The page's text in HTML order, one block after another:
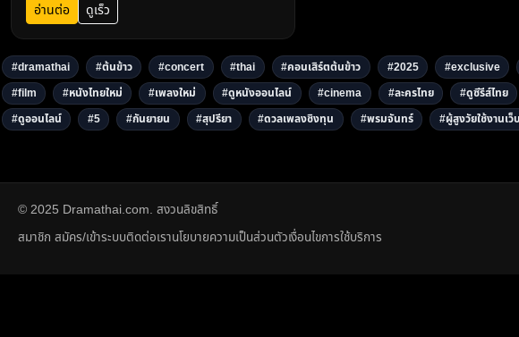
อ่านต่อ ดูเร็ว
#dramathai #ต้นข้าว #concert #thai #คอนเสิร์ตต้นข้าว #2025 #exclusive
#film
#หนังไทยใหม่ #เพลงใหม่ #ดูหนังออนไลน์ #cinema #ละครไทย #ดูซีรีส์ไทย
#ดูออนไลน์
#5 #กันยายน #สุปรียา #ดวลเพลงชิงทุน #พรมจันทร์ #ผู้สูงวัยใช้งานเว็บ
© 2025 Dramathai.com. สงวนลิขสิทธิ์
สมาชิก สมัคร/เข้าระบบติดต่อเรานโยบายความเป็นส่วนตัวเงื่อนไขการใช้บริการ